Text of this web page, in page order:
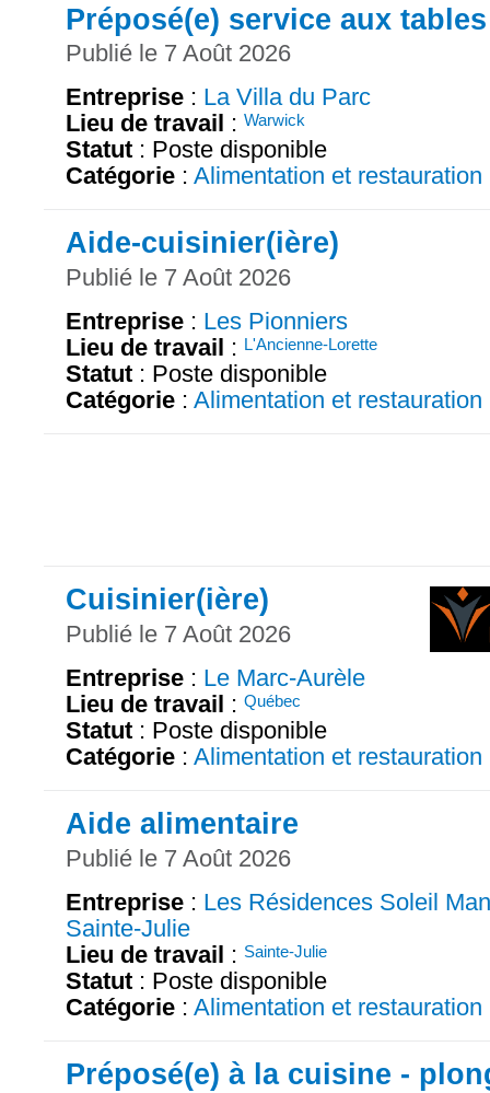
Préposé(e) service aux tables
Publié le 7 Août 2026
Entreprise : La Villa du Parc
Lieu de travail : Warwick
Statut : Poste disponible
Catégorie : Alimentation et restauration
Aide-cuisinier(ière)
Publié le 7 Août 2026
Entreprise : Les Pionniers
Lieu de travail : L'Ancienne-Lorette
Statut : Poste disponible
Catégorie : Alimentation et restauration
Cuisinier(ière)
Publié le 7 Août 2026
Entreprise : Le Marc-Aurèle
Lieu de travail : Québec
Statut : Poste disponible
Catégorie : Alimentation et restauration
Aide alimentaire
Publié le 7 Août 2026
Entreprise : Les Résidences Soleil
Sainte-Julie
Lieu de travail : Sainte-Julie
Statut : Poste disponible
Catégorie : Alimentation et restauration
Préposé(e) à la cuisine -